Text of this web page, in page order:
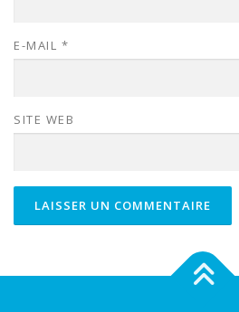
E-MAIL *
SITE WEB